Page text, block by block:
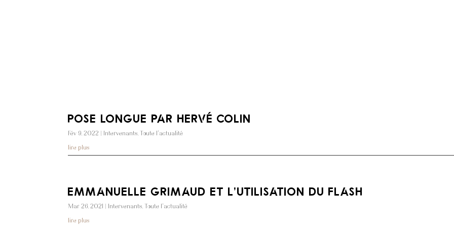
Pose longue par Hervé Colin
Fév 9, 2022 | Intervenants,Toute l'actualité
lire plus
Emmanuelle Grimaud et l’utilisation du flash
Mar 26, 2021 | Intervenants,Toute l'actualité
lire plus